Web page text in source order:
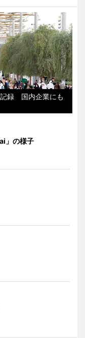
記録 国内企業にも
」の様子